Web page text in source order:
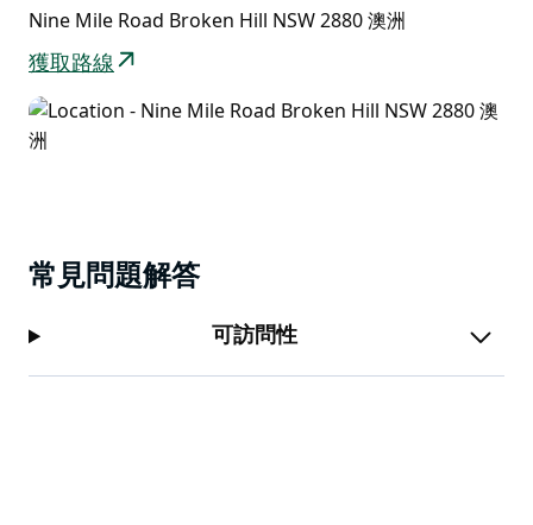
其成為探索布羅肯希爾更廣闊的歷史遺跡、藝術景點和周
邊內陸風光的理想起點。保護區內設有無障礙通道、無障
礙衛浴和輪椅友善設施，而星景露營地則提供便利的交通
和完善的無障礙設施，方便您輕鬆規劃行程。
我們誠摯邀請希望深入了解該地區自然和文化特色的旅客
Nine Mile Road Broken Hill NSW 2880 澳洲
獲取路線
常見問題解答
可訪問性